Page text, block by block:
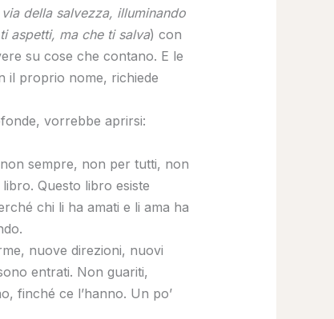
della salvezza, illuminando
aspetti, ma che ti salva) con
su cose che contano. E le
il proprio nome, richiede
vorrebbe aprirsi:
sempre, non per tutti, non
Questo libro esiste
chi li ha amati e li ama ha
nuove direzioni, nuovi
entrati. Non guariti,
finché ce l’hanno. Un po’